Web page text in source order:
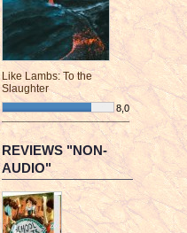
Like Lambs: To the
Slaughter
8,0
¯¯¯¯¯¯¯¯¯¯¯¯¯¯¯¯¯¯¯¯¯¯¯¯
REVIEWS "NON-
AUDIO"